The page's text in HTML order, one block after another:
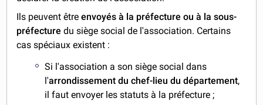
Ils peuvent êtreenvoyés à la préfecture ou à la sous-
préfecturedu siège social de l'association. Certains
cas spéciaux existent :
Si l'association a son siège social dans
l'arrondissement du chef-lieu du département,
il faut envoyer les statuts à la préfecture ;